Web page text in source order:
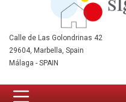
Calle de Las Golondrinas 42
29604, Marbella, Spain
Málaga - SPAIN